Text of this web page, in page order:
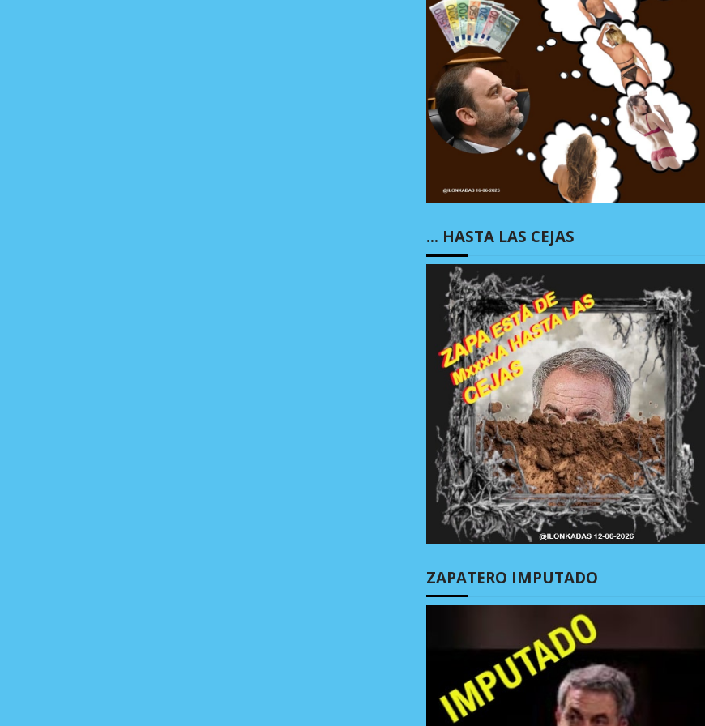
… HASTA LAS CEJAS
ZAPATERO IMPUTADO